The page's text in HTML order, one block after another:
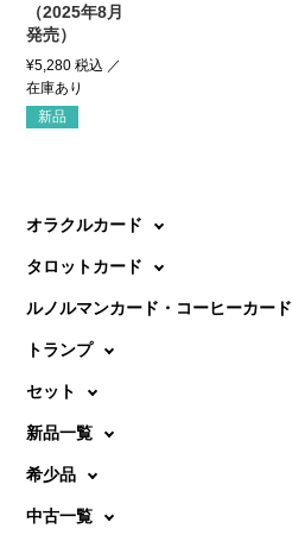
（2025年8月
発売）
¥5,280 税込
新品
オラクルカード
タロットカード
ルノルマンカード・コーヒーカード
トランプ
セット
新品一覧
希少品
中古一覧